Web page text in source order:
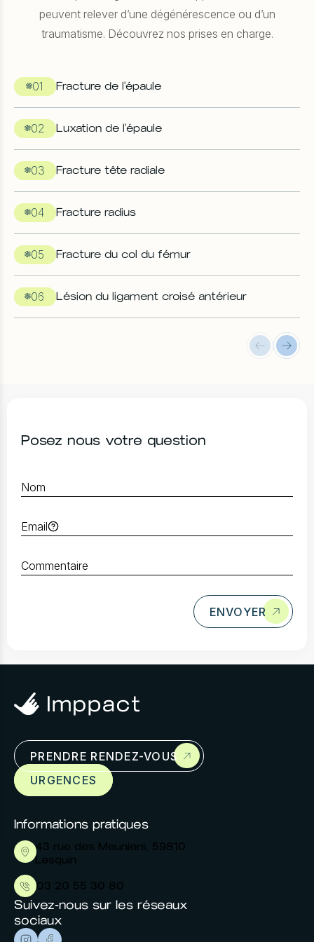
peuvent relever d’une dégénérescence ou d’un
traumatisme. Découvrez nos prises en charge.
01 Fracture de l'épaule
02 Luxation de l'épaule
03 Fracture tête radiale
04 Fracture radius
05 Fracture du col du fémur
06 Lésion du ligament croisé antérieur
Posez nous votre question
ENVOYER
Prendre rendez-
Cras mollis diam et id. Tincidunt imperdiet
mauris volutpat aliquet turpis sed.
PRENDRE RENDEZ-VOUS
URGENCES
Informations pratiques
43 rue des Meuniers, 59810
Lesquin
03 20 55 30 80
Suivez-nous sur les réseaux
sociaux